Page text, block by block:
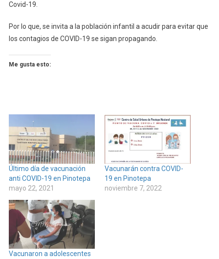
Covid-19.
Por lo que, se invita a la población infantil a acudir para evitar que
los contagios de COVID-19 se sigan propagando.
Me gusta esto:
Último día de vacunación
anti COVID-19 en Pinotepa
mayo 22, 2021
Vacunarán contra COVID-
19 en Pinotepa
noviembre 7, 2022
Vacunaron a adolescentes